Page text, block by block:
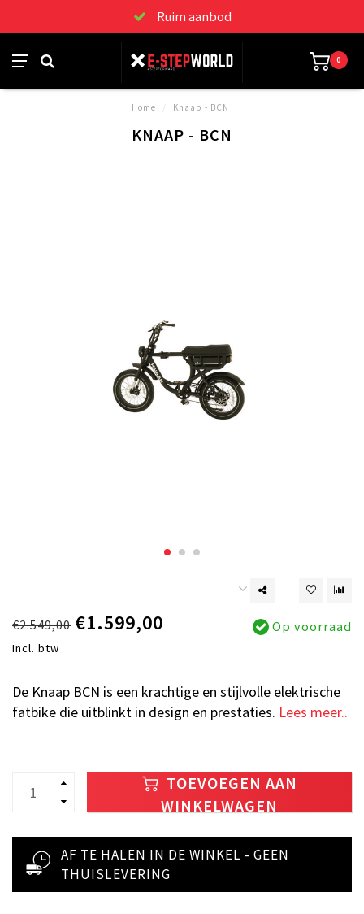
Ruim aanbod
0
Home Knaap - BCN
KNAAP - BCN
€2.549,00 €1.599,00
Incl. btw
Op voorraad
De Knaap BCN is een krachtige en stijlvolle elektrische
fatbike die uitblinkt in design en prestaties. Lees meer..
TOEVOEGEN AAN
WINKELWAGEN
AF TE HALEN IN DE WINKEL - GEEN
THUISLEVERING